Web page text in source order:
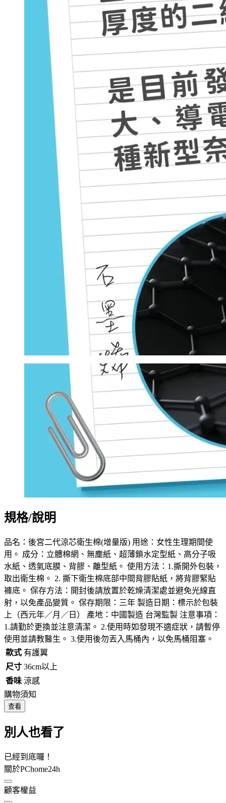
規格/說明
品名：後宮二代涼芯衛生棉(增量版) 用途：女性生理期間使
用。 成分：立體棉網、無塵紙、超薄鎖水定型紙、高分子吸
水紙、透氣底膜、背膠、離型紙。 使用方法：1.撕開外包裝，
取出衛生棉。 2. 撕下衛生棉底部中間背膠貼紙，將背膠緊貼
褲底。 保存方法：開封後請放置於乾燥清潔處並避免光線直
射，以免產品變質。 保存期限：三年 製造日期：標示於包裝
上（西元年／月／日） 產地：中國製造 台灣監製 注意事項：
1.請勤於更換並注意清潔。 2.使用時如發現不適症狀，請暫停
使用並請教醫生。 3.使用後勿丟入馬桶內，以免馬桶阻塞。
款式 有護翼
尺寸 36cm以上
香味 涼感
購物須知
查看
別人也看了
已經到底囉！
關於PChome24h
顧客權益